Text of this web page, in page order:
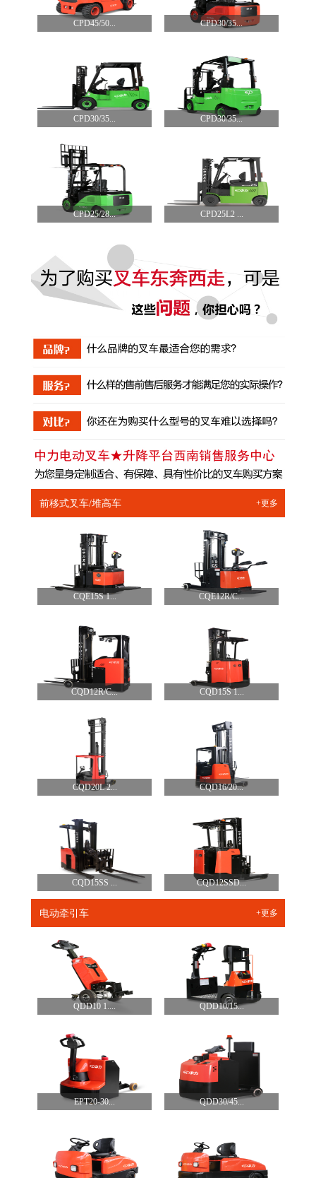
CPD45/50... CPD30/35...
CPD30/35... CPD30/35...
CPD25/28... CPD25L2 ...
前移式叉车/堆高车 +更多
CQE15S 1... CQE12R/C...
CQD12R/C... CQD15S 1...
CQD20L 2... CQD16/20...
CQD15SS ... CQD12SSD...
电动牵引车 +更多
QDD10 1.... QDD10/15...
EPT20-30... QDD30/45...